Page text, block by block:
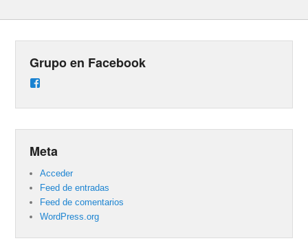
Grupo en Facebook
en
Meta
Acceder
Feed de entradas
Feed de comentarios
WordPress.org